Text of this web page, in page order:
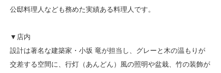
公邸料理人なども務めた実績ある料理人です。
▼店内
設計は著名な建築家・小坂 竜が担当し、グレーと木の温もりが
交差する空間に、行灯（あんどん）風の照明や盆栽、竹の装飾が